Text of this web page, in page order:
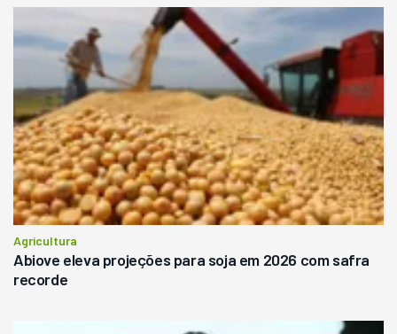
Agricultura
Abiove eleva projeções para soja em 2026 com safra
recorde